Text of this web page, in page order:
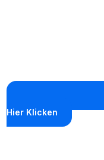
Hier Klicken